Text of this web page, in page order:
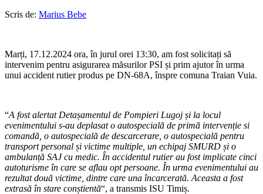
Scris de: Marius Bebe
Marți, 17.12.2024 ora, în jurul orei 13:30, am fost solicitați să
intervenim pentru asigurarea măsurilor PSI și prim ajutor în urma
unui accident rutier produs pe DN-68A, înspre comuna Traian Vuia.
“A fost alertat Detașamentul de Pompieri Lugoj și la locul
evenimentului s-au deplasat o autospecială de primă intervenție si
comandă, o autospecială de descarcerare, o autospecială pentru
transport personal și victime multiple, un echipaj SMURD și o
ambulanță SAJ cu medic. În accidentul rutier au fost implicate cinci
autoturisme în care se aflau opt persoane. În urma evenimentului au
rezultat două victime, dintre care una încarcerată. Aceasta a fost
extrasă în stare conștientă“, a transmis ISU Timiș.